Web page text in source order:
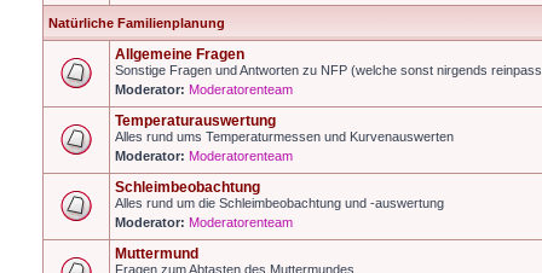
Natürliche Familienplanung
Allgemeine Fragen
Sonstige Fragen und Antworten zu NFP (welche sonst nirgends
Moderator: Moderatorenteam
Temperaturauswertung
Alles rund ums Temperaturmessen und Kurvenauswerten
Moderator: Moderatorenteam
Schleimbeobachtung
Alles rund um die Schleimbeobachtung und -auswertung
Moderator: Moderatorenteam
Muttermund
Fragen zum Abtasten des Muttermundes